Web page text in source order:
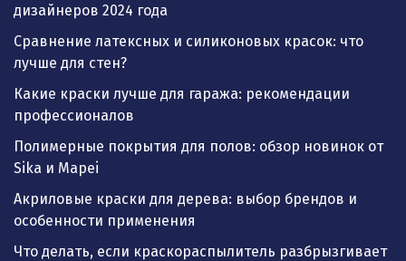
дизайнеров 2024 года
Сравнение латексных и силиконовых красок: что
лучше для стен?
Какие краски лучше для гаража: рекомендации
профессионалов
Полимерные покрытия для полов: обзор новинок от
Sika и Mapei
Акриловые краски для дерева: выбор брендов и
особенности применения
Что делать, если краскораспылитель разбрызгивает